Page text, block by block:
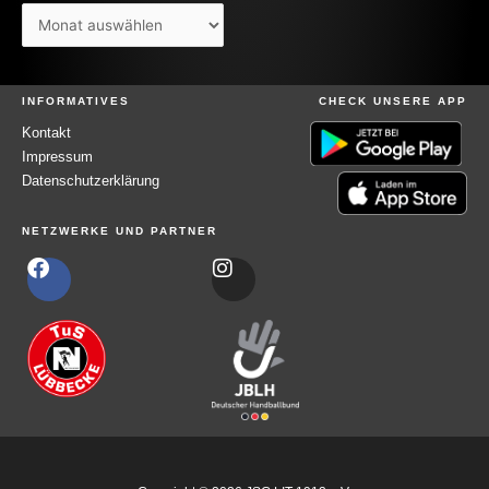
e
a
c
h
:
INFORMATIVES
Kontakt
Impressum
Datenschutzerklärung
CHECK UNSERE APP
NETZWERKE UND PARTNER
F
e
b
o
o
t
a
g
r
a
m